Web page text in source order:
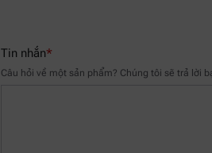
Tin nhắn*
Câu hỏi về một sản phẩm? Chúng tôi sẽ trả lời